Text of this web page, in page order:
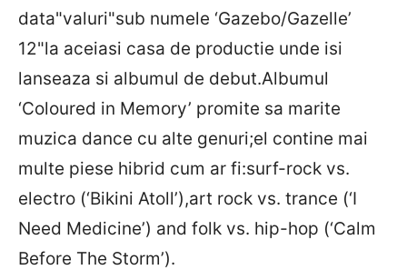
data"valuri"sub numele ‘Gazebo/Gazelle’
12"la aceiasi casa de productie unde isi
lanseaza si albumul de debut.Albumul
‘Coloured in Memory’ promite sa marite
muzica dance cu alte genuri;el contine mai
multe piese hibrid cum ar fi:surf-rock vs.
electro (‘Bikini Atoll’),art rock vs. trance (‘I
Need Medicine’) and folk vs. hip-hop (‘Calm
Before The Storm’).